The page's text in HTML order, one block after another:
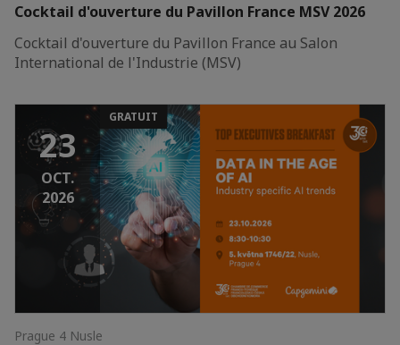
Cocktail d'ouverture du Pavillon France MSV 2026
Cocktail d'ouverture du Pavillon France au Salon
International de l'Industrie (MSV)
23
OCT.
2026
GRATUIT
Prague 4 Nusle